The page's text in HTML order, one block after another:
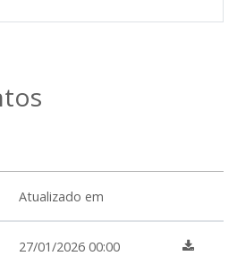
Atualizado em
27/01/2026 00:00